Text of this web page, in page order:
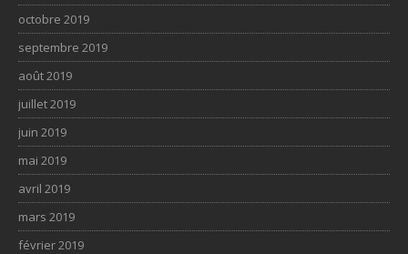
octobre 2019
septembre 2019
août 2019
juillet 2019
juin 2019
mai 2019
avril 2019
mars 2019
février 2019